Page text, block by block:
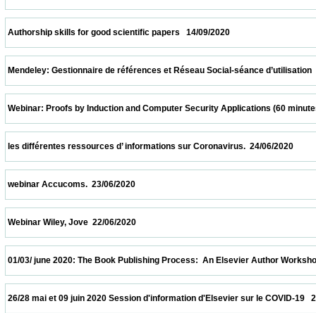
Authorship skills for good scientific papers   14/09/2020
Mendeley: Gestionnaire de références et Réseau Social-séance
Webinar: Proofs by Induction and Computer Security Applications
les différentes ressources d’ informations sur Coronavirus.  24/
webinar Accucoms.  23/06/2020
Webinar Wiley, Jove  22/06/2020
01/03/ june 2020: The Book Publishing Process:  An Elsevier
26/28 mai et 09 juin 2020 Session d'information d'Elsevier sur le